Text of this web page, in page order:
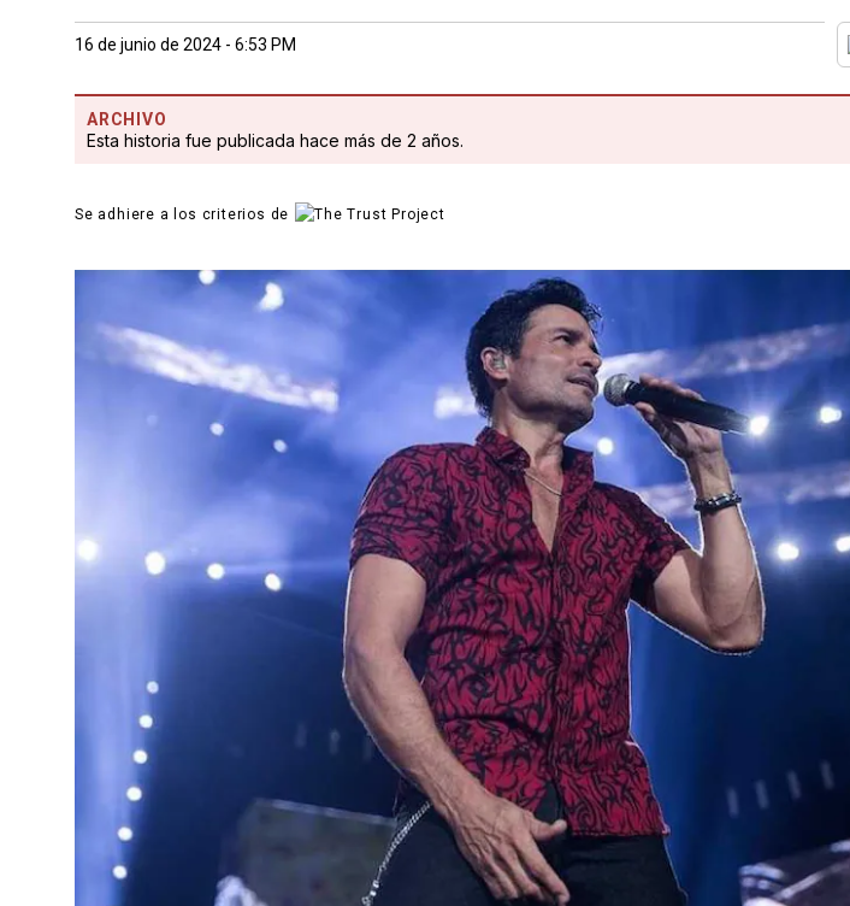
16 de junio de 2024 - 6:53 PM
ARCHIVO
Esta historia fue publicada hace más de 2 años.
Se adhiere a los criterios de